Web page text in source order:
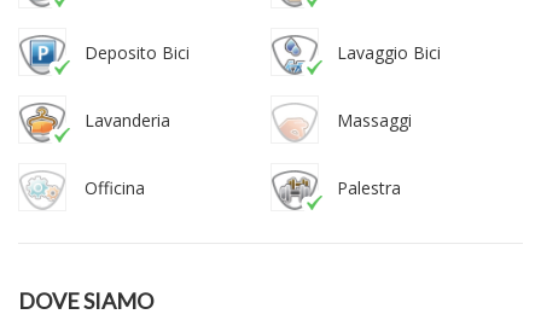
Deposito Bici Lavaggio Bici
Lavanderia Massaggi
Officina Palestra
DOVE SIAMO